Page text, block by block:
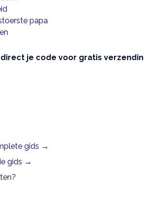
papa
je code voor gratis
gids →
gids →